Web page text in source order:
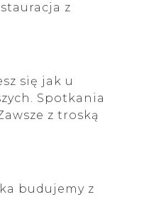
z
się jak u
Spotkania
z troską
budujemy z